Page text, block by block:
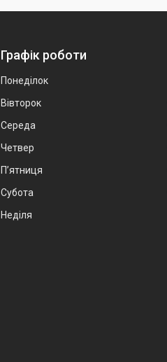
Графік роботи
Понеділок
Вівторок
Середа
Четвер
Пʼятниця
Субота
Неділя